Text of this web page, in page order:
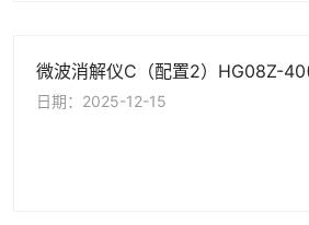
微波消解仪C（配置2）HG08Z-
日期：2025-12-15